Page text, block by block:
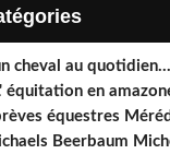
cheval au quotidien...
équitation en
équestres
Beerbaum